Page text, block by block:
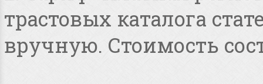
трастовых каталога
вручную. Стоимость